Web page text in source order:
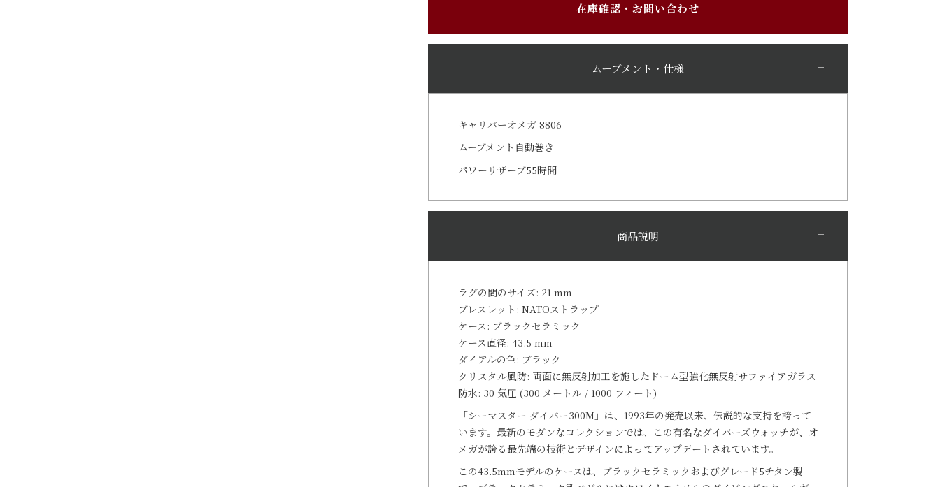
在庫確認・お問い合わせ
ムーブメント・仕様
キャリバーオメガ 8806
ムーブメント自動巻き
パワーリザーブ55時間
商品説明
ラグの間のサイズ: 21 mm
ブレスレット: NATOストラップ
ケース: ブラックセラミック
ケース直径: 43.5 mm
ダイアルの色: ブラック
クリスタル風防: 両面に無反射加工を施したドーム型強化無反射サファイアガラス
防水: 30 気圧 (300 メートル / 1000 フィート)
「シーマスター ダイバー300M」は、1993年の発売以来、伝説的な支持を誇って
います。最新のモダンなコレクションでは、この有名なダイバーズウォッチが、オ
メガが誇る最先端の技術とデザインによってアップデートされています。
この43.5mmモデルのケースは、ブラックセラミックおよびグレード5チタン製